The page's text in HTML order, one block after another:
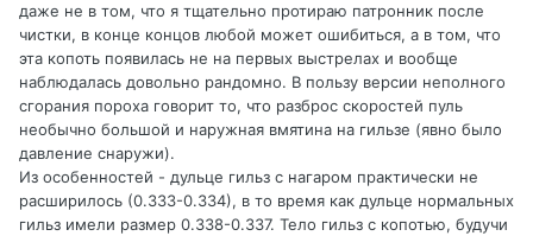
даже не в том, что я тщательно протираю патронник после
чистки, в конце концов любой может ошибиться, а в том, что
эта копоть появилась не на первых выстрелах и вообще
наблюдалась довольно рандомно. В пользу версии неполного
сгорания пороха говорит то, что разброс скоростей пуль
необычно большой и наружная вмятина на гильзе (явно было
давление снаружи).
Из особенностей - дульце гильз с нагаром практически не
расширилось (0.333-0.334), в то время как дульце нормальных
гильз имели размер 0.338-0.337. Тело гильз с копотью, будучи